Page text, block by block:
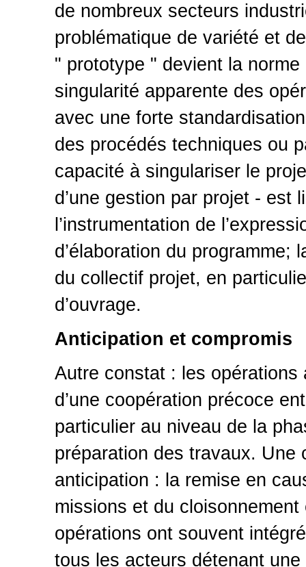
de nombreux secteurs
problématique de variété et
" prototype " devient la
singularité apparente des
avec une forte
des procédés techniques ou
capacité à singulariser le
d’une gestion par projet - est
l’instrumentation de
d’élaboration du programme;
du collectif projet, en
d’ouvrage.
Anticipation et compromis
Autre constat : les opérations
d’une coopération précoce
particulier au niveau de la
préparation des travaux. Une
anticipation : la remise en
missions et du
opérations ont souvent
tous les acteurs détenant